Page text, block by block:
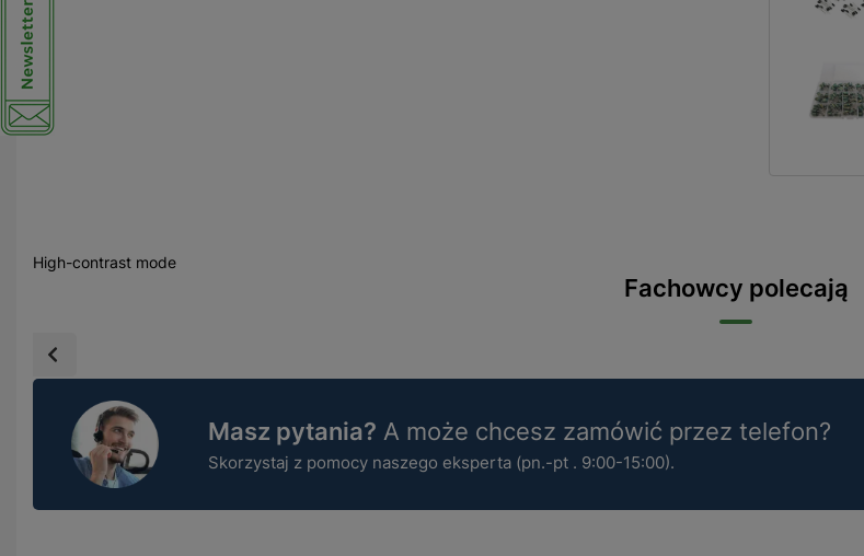
High-contrast mode
Fachowcy polecają
Masz pytania? A może chcesz zamówić przez telefon?
Skorzystaj z pomocy naszego eksperta (pn.-pt . 9:00-15:00).